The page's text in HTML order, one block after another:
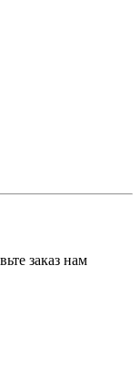
заказ нам